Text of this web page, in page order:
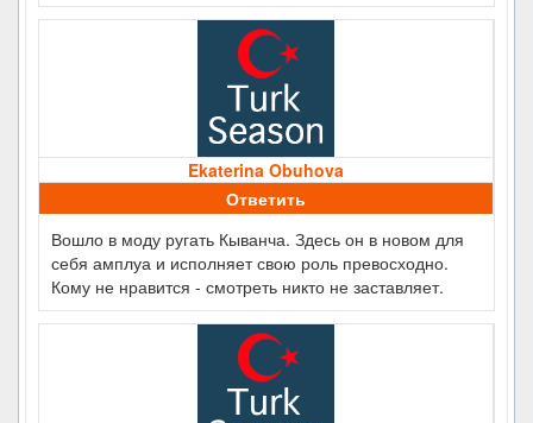
Ekaterina Obuhova
Ответить
Вошло в моду ругать Кыванча. Здесь он в новом для
себя амплуа и исполняет свою роль превосходно.
Кому не нравится - смотреть никто не заставляет.